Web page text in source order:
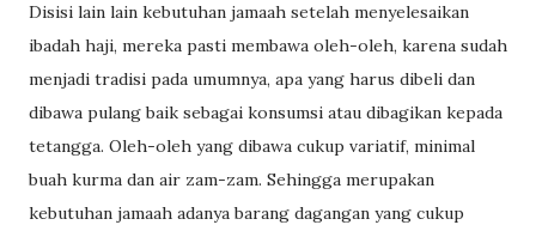
Disisi lain lain kebutuhan jamaah setelah menyelesaikan
ibadah haji, mereka pasti membawa oleh-oleh, karena sudah
menjadi tradisi pada umumnya, apa yang harus dibeli dan
dibawa pulang baik sebagai konsumsi atau dibagikan kepada
tetangga. Oleh-oleh yang dibawa cukup variatif, minimal
buah kurma dan air zam-zam. Sehingga merupakan
kebutuhan jamaah adanya barang dagangan yang cukup